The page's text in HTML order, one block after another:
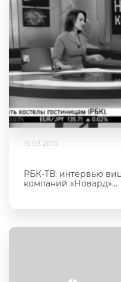
15.03.2015
РБК-ТВ: интервью
компаний «Новард»...